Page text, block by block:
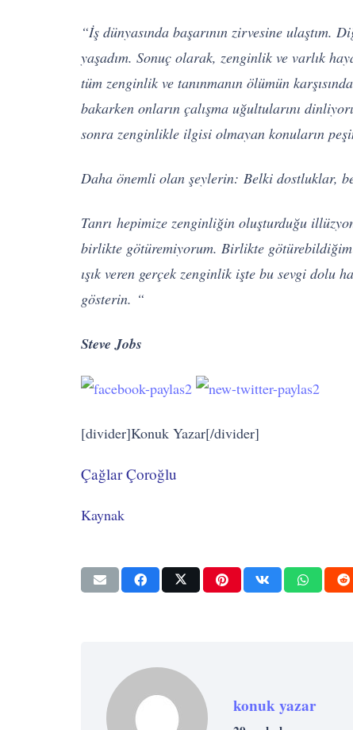
“İş dünyasında başarının zirvesine ulaştım.
yaşadım. Sonuç olarak, zenginlik ve varlık
tüm zenginlik ve tanınmanın ölümün
bakarken onların çalışma uğultularını
sonra zenginlikle ilgisi olmayan konuların
Daha önemli olan şeylerin: Belki dostluklar,
Tanrı hepimize zenginliğin oluşturduğu
birlikte götüremiyorum. Birlikte götürebildiğim
ışık veren gerçek zenginlik işte bu sevgi dolu
gösterin. “
Steve Jobs
[divider]Konuk Yazar[/divider]
Çağlar Çoroğlu
Kaynak
konuk yazar